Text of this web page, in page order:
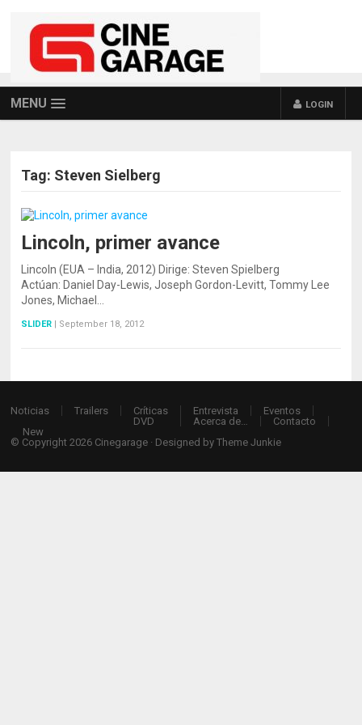
MENU LOGIN
Tag: Steven Sielberg
Lincoln, primer avance
Lincoln (EUA – India, 2012) Dirige: Steven Spielberg
Actúan: Daniel Day-Lewis, Joseph Gordon-Levitt, Tommy Lee
Jones, Michael…
SLIDER | September 18, 2012
Noticias Trailers
Críticas
DVD
Entrevista
Eventos
Acerca de…
Contacto
New
© Copyright 2026 Cinegarage · Designed byTheme Junkie